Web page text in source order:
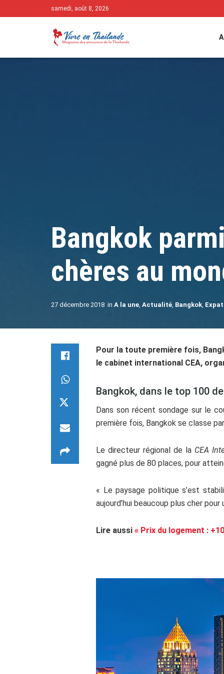
samedi, août 8, 2026
Bangkok
chères au
27 décembre 2018 in A la une, Actualité, Bangkok,
Pour la toute première fois,
le cabinet international CEA,
Bangkok, dans le top 100
Dans son récent sondage sur le
première fois, Bangkok se classe
Le directeur régional de la CEA
gagné plus de 80 places, pour
« Le paysage politique s’est
aujourd’hui beaucoup plus cher
Lire aussi « Prix du logement :